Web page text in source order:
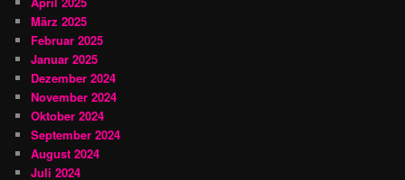
März 2025
Februar 2025
Januar 2025
Dezember 2024
November 2024
Oktober 2024
September 2024
August 2024
Juli 2024